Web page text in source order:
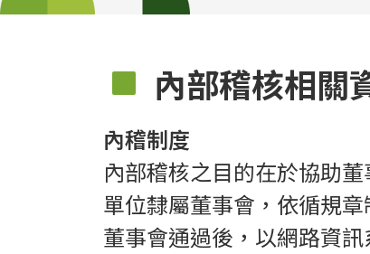
內部稽核相關
內稽制度
內部稽核之目的在於協助
單位隸屬董事會，依循規
董事會通過後，以網路資